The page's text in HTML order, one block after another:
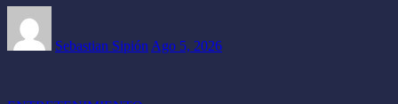
Sebastian Sipión Ago 5, 2026